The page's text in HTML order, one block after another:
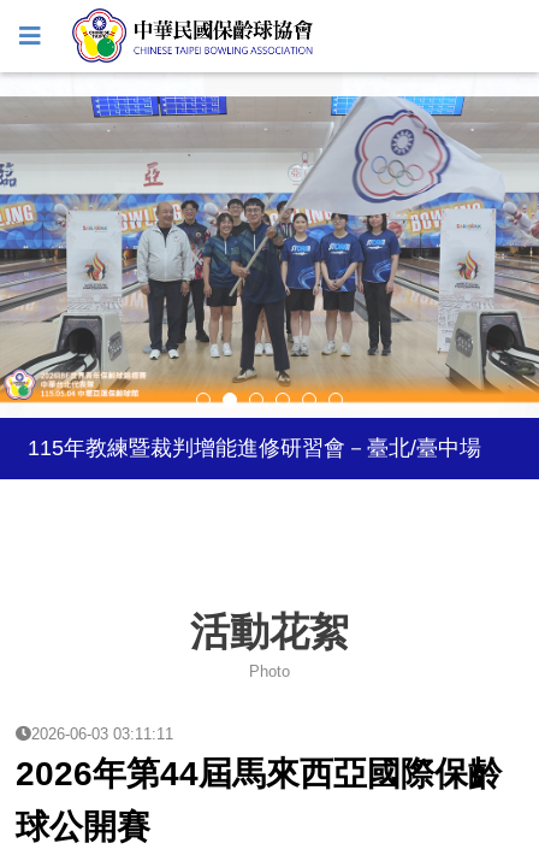
2027年日本關西世界壯年運動會
2026年風暴台灣飛碟盃
115年教練暨裁判增能進修研習會－臺北/臺中場
115 年度兒童及少年運動教練安全保障課程簡章
2026年IBF世界青年保齡球錦標賽國家代表隊選拔賽資訊
中華民國保齡球協會第14屆會員大會會議紀錄
活動花絮
Photo
2026-06-03 03:11:11
2026年第44屆馬來西亞國際保齡
球公開賽